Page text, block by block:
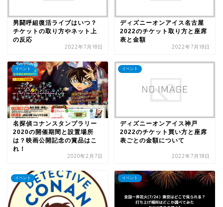
男闘呼組復活ライブはいつ？
チケットの取り方やネット上
の反応
2022年7月18日
ディズニーオンアイス名古屋
2022のチケット取り方と座席
表と金額
2022年7月18日
イベント
名探偵コナンスタンプラリー
2020の開催期間と設置場所
は？映画公開記念の賞品はこ
れ！
2020年2月7日
イベント
ディズニーオンアイス神戸
2022のチケット買い方と座席
表ごとの金額について
2022年7月18日
イベント イベント